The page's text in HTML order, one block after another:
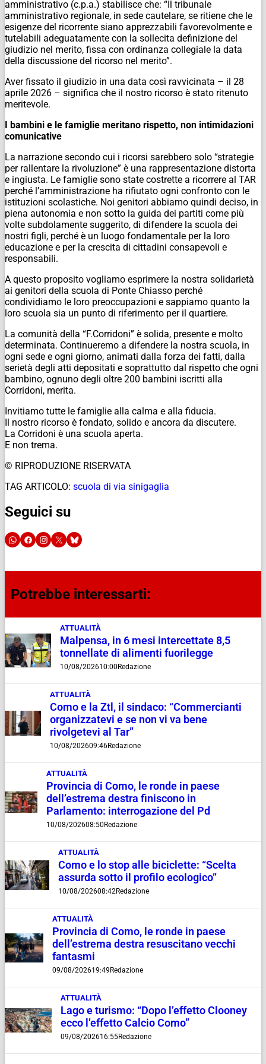
amministrativo (c.p.a.) stabilisce che: “Il tribunale
amministrativo regionale, in sede cautelare, se ritiene che le
esigenze del ricorrente siano apprezzabili favorevolmente e
tutelabili adeguatamente con la sollecita definizione del
giudizio nel merito, fissa con ordinanza collegiale la data
della discussione del ricorso nel merito”.
Aver fissato il giudizio in una data così ravvicinata – il 28
aprile 2026 – significa che il nostro ricorso è stato ritenuto
meritevole.
I bambini e le famiglie meritano rispetto, non intimidazioni
comunicative
La narrazione secondo cui i ricorsi sarebbero solo “strategie
per rallentare la rivoluzione” è una rappresentazione distorta
e ingiusta. Le famiglie sono state costrette a ricorrere al TAR
perché l’amministrazione ha rifiutato ogni confronto con le
istituzioni scolastiche. Noi genitori abbiamo quindi deciso, in
piena autonomia e non sotto la guida dei partiti come più
volte subdolamente suggerito, di difendere la scuola dei
nostri figli, perché è un luogo fondamentale per la loro
educazione e per la crescita di cittadini consapevoli e
responsabili.
A questo proposito vogliamo esprimere la nostra solidarietà
ai genitori della scuola di Ponte Chiasso perché
condividiamo le loro preoccupazioni e sappiamo quanto la
loro scuola sia un punto di riferimento per il quartiere.
La comunità della “F.Corridoni” è solida, presente e molto
determinata. Continueremo a difendere la nostra scuola, in
ogni sede e ogni giorno, animati dalla forza dei fatti, dalla
serietà degli atti depositati e soprattutto dal rispetto che ogni
bambino, ognuno degli oltre 200 bambini iscritti alla
Corridoni, merita.
Invitiamo tutte le famiglie alla calma e alla fiducia.
Il nostro ricorso è fondato, solido e ancora da discutere.
La Corridoni è una scuola aperta.
E non trema.
© RIPRODUZIONE RISERVATA
TAG ARTICOLO: scuola di via sinigaglia
Seguici su
Potrebbe interessarti:
ATTUALITÀ
Malpensa, in 6 mesi intercettate 8,5
tonnellate di alimenti fuorilegge
10/08/202610:00 Redazione
ATTUALITÀ
Como e la Ztl, il sindaco: “Commercianti
organizzatevi e se non vi va bene
rivolgetevi al Tar”
10/08/202609:46Redazione
ATTUALITÀ
Provincia di Como, le ronde in paese
dell’estrema destra finiscono in
Parlamento: interrogazione del Pd
10/08/202608:50 Redazione
ATTUALITÀ
Como e lo stop alle biciclette: “Scelta
assurda sotto il profilo ecologico”
10/08/202608:42Redazione
ATTUALITÀ
Provincia di Como, le ronde in paese
dell’estrema destra resuscitano vecchi
fantasmi
09/08/202619:49 Redazione
ATTUALITÀ
Lago e turismo: “Dopo l’effetto Clooney
ecco l’effetto Calcio Como”
09/08/202616:55Redazione